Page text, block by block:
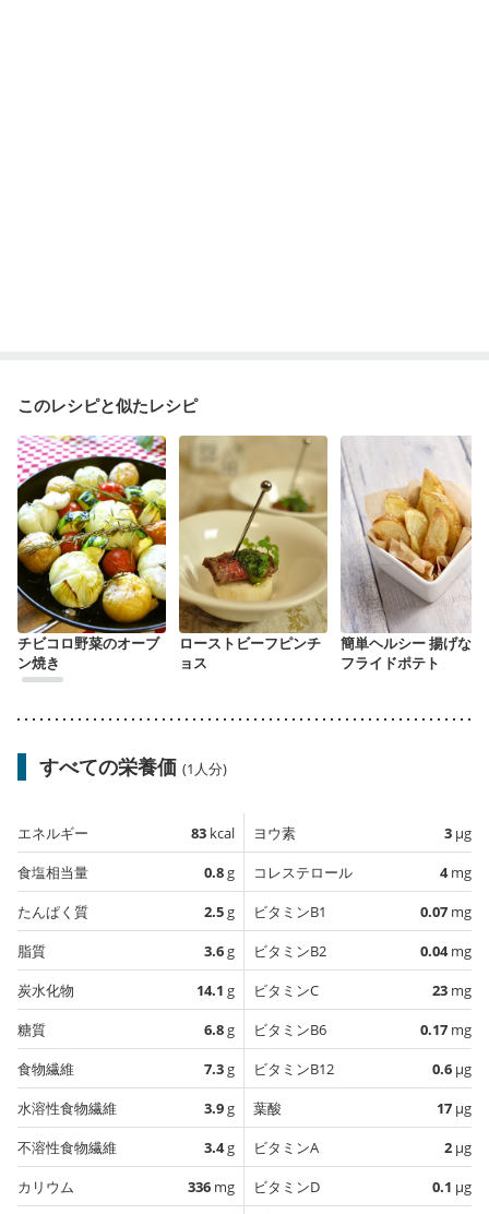
このレシピと似たレシピ
チビコロ野菜のオーブ
ン焼き
ローストビーフピンチ
ョス
簡単ヘルシー 揚げない
フライドポテト
すべての栄養価 (1人分)
エネルギー 83 kcal
食塩相当量
0.8g
たんぱく質
2.5g
脂質
3.6g
炭水化物
14.1 g
糖質
6.8g
食物繊維
7.3g
水溶性食物繊維
3.9g
不溶性食物繊維
3.4g
カリウム
336 mg
ヨウ素 3 µg
コレステロール
4mg
ビタミンB1
0.07 mg
ビタミンB2
0.04mg
ビタミンC
23 mg
ビタミンB6
0.17 mg
ビタミンB12
0.6 µg
葉酸
17 µg
ビタミンA
2 µg
ビタミンD
0.1 µg